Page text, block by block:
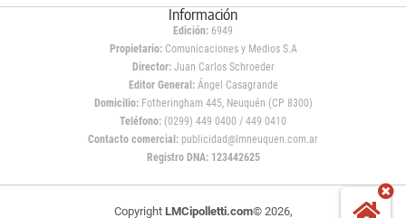
Información
Edición: 6949
Propietario:Comunicaciones y Medios S.A
Director: Juan Carlos Schroeder
Editor General:Ángel Casagrande
Domicilio:Fotheringham 445, Neuquén (CP 8300)
Teléfono: (0299) 449 0400 / 449 0410
Contacto comercial: publicidad@lmneuquen.com.ar
Registro DNA: 123442625
Copyright LMCipolletti.com© 2026,